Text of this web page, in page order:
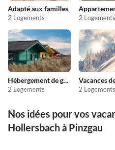
Adapté aux familles
2 Logements 2 Logements
Hébergement de groupe
2 Logements
Vacances
2 Logements
Nos idées pour vos
Hollersbach à Pinzgau